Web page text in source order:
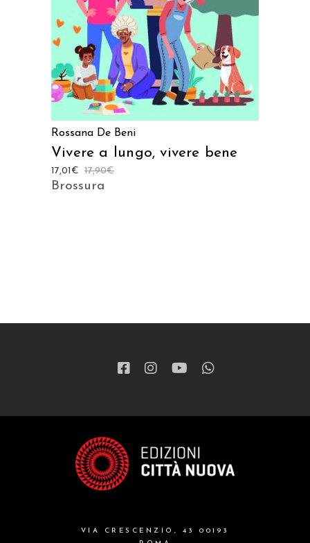
Rossana De Beni
Vivere a lungo, vivere bene
17,90€
17,01 €
Brossura
VIA CRESCENZIO, 43 00193